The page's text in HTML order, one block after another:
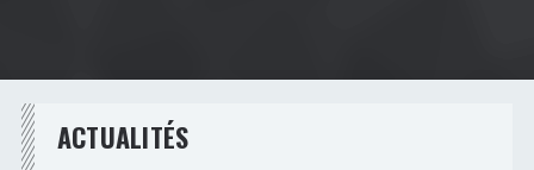
ACTUALITÉS